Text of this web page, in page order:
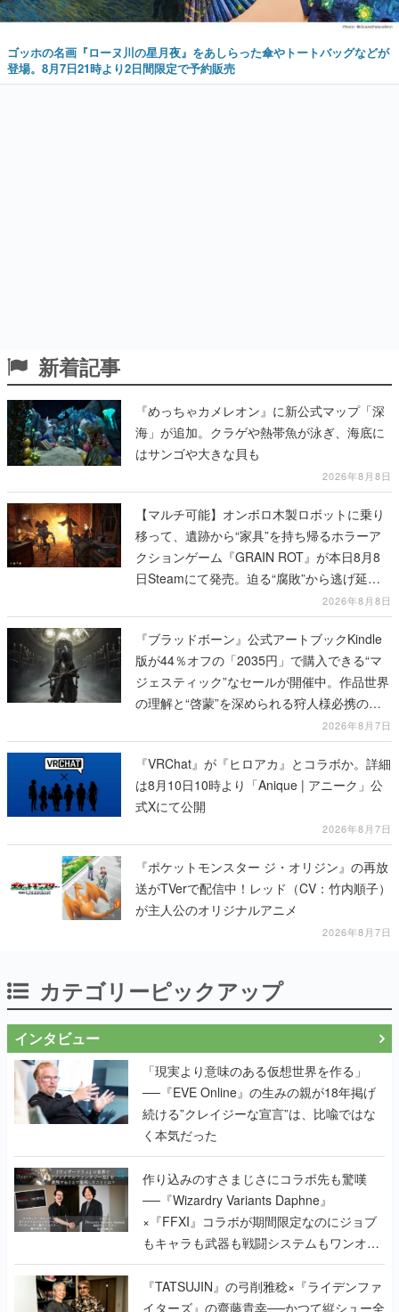
ゴッホの名画『ローヌ川の星月夜』をあしらった傘やトートバッグなどが
登場。8月7日21時より2日間限定で予約販売
新着記事
『めっちゃカメレオン』に新公式マップ「深
海」が追加。クラゲや熱帯魚が泳ぎ、海底に
はサンゴや大きな貝も
2026年8月8日
【マルチ可能】オンボロ木製ロボットに乗り
移って、遺跡から“家具”を持ち帰るホラーア
クションゲーム『GRAIN ROT』が本日8月8
日Steamにて発売。迫る“腐敗”から逃げ延
2026年8月8日
『ブラッドボーン』公式アートブックKindle
版が44％オフの「2035円」で購入できる“マ
ジェスティック”なセールが開催中。作品世界
の理解と“啓蒙”を深められる狩人様必携の一
2026年8月7日
『VRChat』が『ヒロアカ』とコラボか。詳細
は8月10日10時より「Anique | アニーク」公
式Xにて公開
2026年8月7日
『ポケットモンスター ジ・オリジン』の再放
送がTVerで配信中！レッド（CV：竹内順子）
が主人公のオリジナルアニメ
2026年8月7日
カテゴリーピックアップ
インタビュー
「現実より意味のある仮想世界を作る」
──『EVE Online』の生みの親が18年掲げ
続ける”クレイジーな宣言”は、比喩ではな
く本気だった
作り込みのすさまじさにコラボ先も驚嘆
──『Wizardry Variants Daphne』
×『FFXI』コラボが期間限定なのにジョブ
もキャラも武器も戦闘システムもワンオフ
で作り込まれた理由を両ディレクターに聞
く
『TATSUJIN』の弓削雅稔×『ライデンファ
イターズ』の齋藤貴幸──かつて縦シュー全